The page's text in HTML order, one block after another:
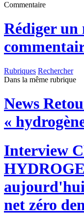
Commentaire
Rédiger un
Rubriques Rechercher
Dans la même rubrique
News
«
Interview
net zéro